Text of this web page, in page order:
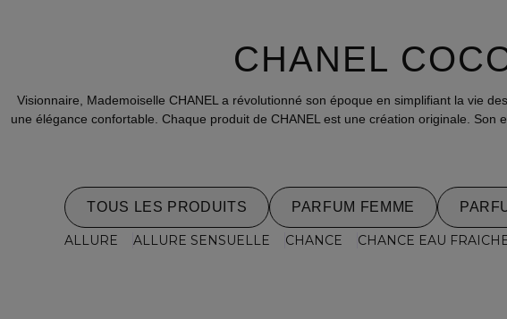
CHANEL
Visionnaire, Mademoiselle CHANEL a révolutionné son époque en simplifiant la vie
une élégance confortable. Chaque produit de CHANEL est une création originale.
TOUS LES PRODUITS PARFUM FEMME
ALLURE ALLURE SENSUELLE CHANCE CHANCE EAU